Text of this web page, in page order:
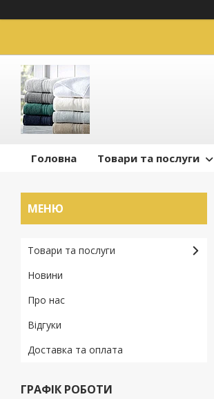
Головна Товари та послуги
Товари та послуги
Новини
Про нас
Відгуки
Доставка та оплата
ГРАФІК РОБОТИ